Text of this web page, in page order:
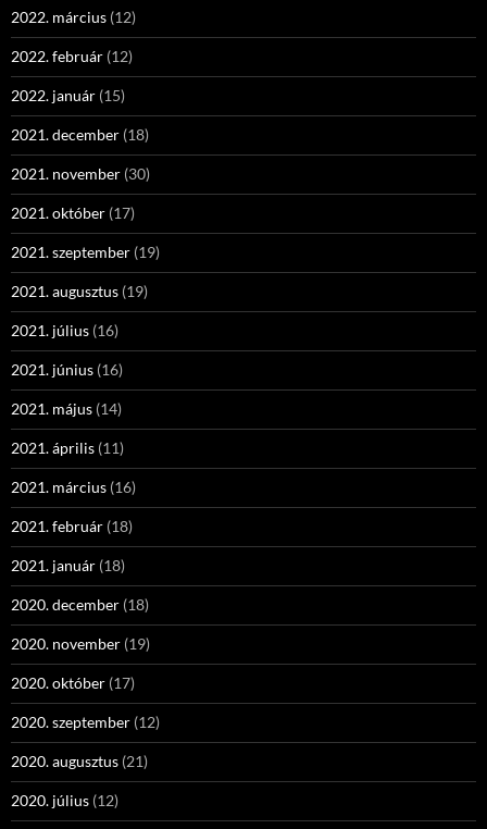
2022. március (12)
2022. február (12)
2022. január (15)
2021. december (18)
2021. november (30)
2021. október (17)
2021. szeptember (19)
2021. augusztus (19)
2021. július (16)
2021. június (16)
2021. május (14)
2021. április (11)
2021. március (16)
2021. február (18)
2021. január (18)
2020. december (18)
2020. november (19)
2020. október (17)
2020. szeptember (12)
2020. augusztus (21)
2020. július (12)